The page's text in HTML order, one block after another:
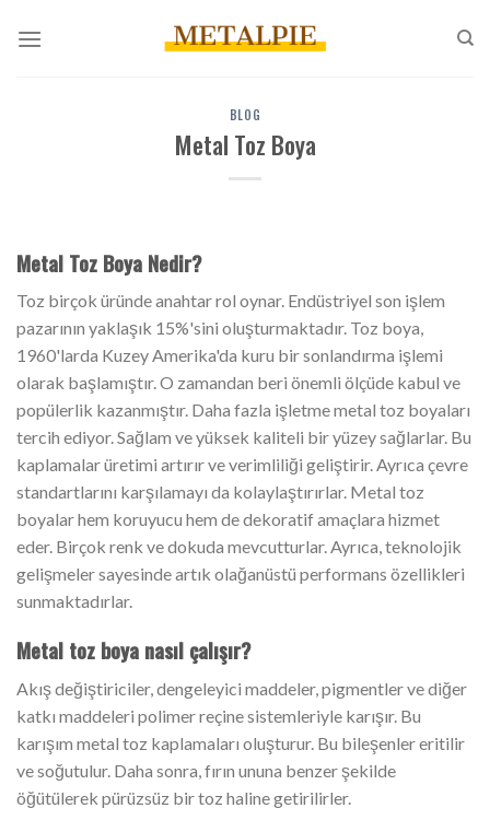
atla
BLOG
Metal Toz Boya
Metal Toz Boya Nedir?
Toz birçok üründe anahtar rol oynar. Endüstriyel son işlem
pazarının yaklaşık 15%'sini oluşturmaktadır. Toz boya,
1960'larda Kuzey Amerika'da kuru bir sonlandırma işlemi
olarak başlamıştır. O zamandan beri önemli ölçüde kabul ve
popülerlik kazanmıştır. Daha fazla işletme metal toz boyaları
tercih ediyor. Sağlam ve yüksek kaliteli bir yüzey sağlarlar. Bu
kaplamalar üretimi artırır ve verimliliği geliştirir. Ayrıca çevre
standartlarını karşılamayı da kolaylaştırırlar. Metal toz
boyalar hem koruyucu hem de dekoratif amaçlara hizmet
eder. Birçok renk ve dokuda mevcutturlar. Ayrıca, teknolojik
gelişmeler sayesinde artık olağanüstü performans özellikleri
sunmaktadırlar.
Metal toz boya nasıl çalışır?
Akış değiştiriciler, dengeleyici maddeler, pigmentler ve diğer
katkı maddeleri polimer reçine sistemleriyle karışır. Bu
karışım metal toz kaplamaları oluşturur. Bu bileşenler eritilir
ve soğutulur. Daha sonra, fırın ununa benzer şekilde
öğütülerek pürüzsüz bir toz haline getirilirler.